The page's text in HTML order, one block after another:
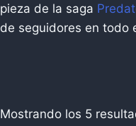
pieza de la saga
de seguidores en todo
Mostrando los 5